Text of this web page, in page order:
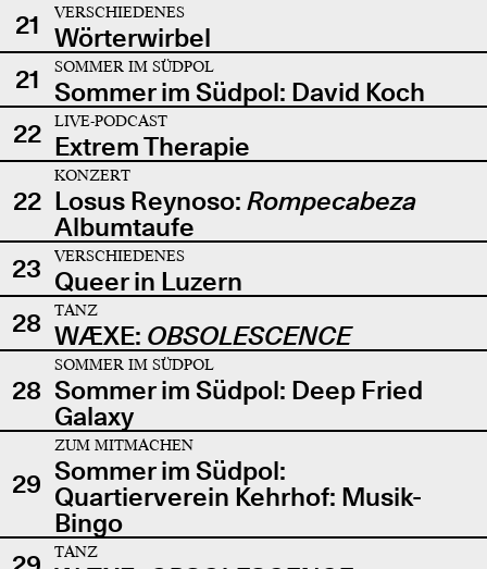
21
VERSCHIEDENES
Wörterwirbel
21
SOMMER IM SÜDPOL
Sommer im Südpol: David Koch
22
LIVE-PODCAST
Extrem Therapie
22
KONZERT
Losus Reynoso: Rompecabeza
Albumtaufe
23
VERSCHIEDENES
Queer in Luzern
28
TANZ
WÆXE: OBSOLESCENCE
28
SOMMER IM SÜDPOL
Sommer im Südpol: Deep Fried
Galaxy
29
ZUM MITMACHEN
Sommer im Südpol:
Quartierverein Kehrhof: Musik-
Bingo
TANZ